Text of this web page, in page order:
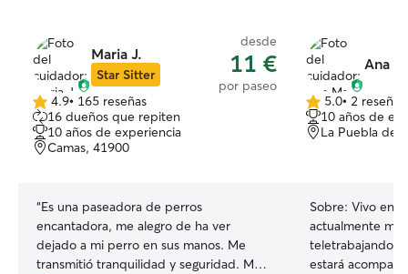
Maria J.
Star Sitter
desde
11 €
por paseo
4.9
de
5
estrellas
4.9• 165 reseñas
16 dueños que repiten
10 años de experiencia
Camas, 41900
“Es una paseadora de perros
encantadora, me alegro de ha ver
dejado a mi perro en sus manos. Me
transmitió tranquilidad y seguridad. Muy
Ana
5.0
de
5
5.0• 2 reseñas
10 años de
La Puebla del
Sobre: Vivo en
actualmente me
teletrabajando
estará